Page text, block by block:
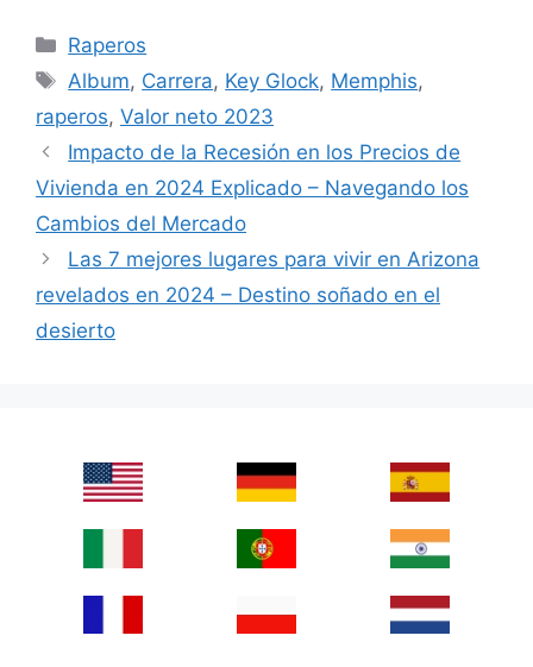
Categories
Raperos
Tags
Album, Carrera, Key Glock, Memphis,
raperos, Valor neto 2023
Impacto de la Recesión en los Precios de
Vivienda en 2024 Explicado – Navegando los
Cambios del Mercado
Las 7 mejores lugares para vivir en Arizona
revelados en 2024 – Destino soñado en el
desierto